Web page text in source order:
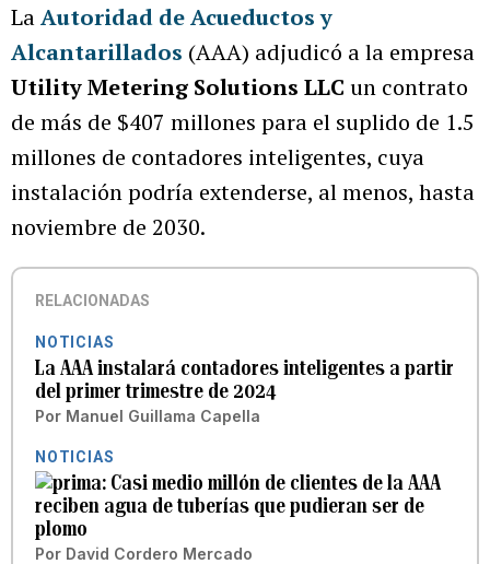
LaAutoridad de Acueductos y
Alcantarillados (AAA) adjudicó a la empresa
Utility Metering Solutions LLC un contrato
de más de $407 millones para el suplido de 1.5
millones de contadores inteligentes, cuya
instalación podría extenderse, al menos, hasta
noviembre de 2030.
RELACIONADAS
NOTICIAS
La AAA instalará contadores inteligentes a partir
del primer trimestre de 2024
Por Manuel Guillama Capella
NOTICIAS
Casi medio millón de clientes de la AAA
reciben agua de tuberías que pudieran ser de
plomo
Por David Cordero Mercado